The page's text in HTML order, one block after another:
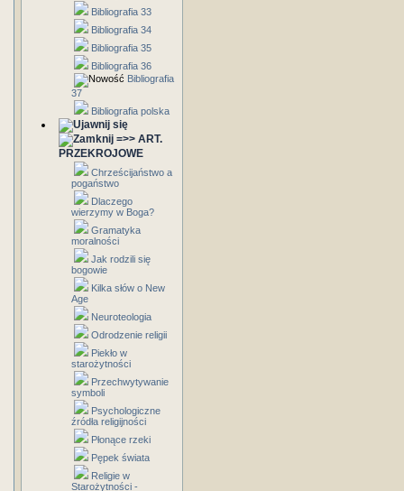
Bibliografia 33
Bibliografia 34
Bibliografia 35
Bibliografia 36
Bibliografia
37
Bibliografia polska
=>> ART.
PRZEKROJOWE
Chrześcijaństwo a
pogaństwo
Dlaczego
wierzymy w Boga?
Gramatyka
moralności
Jak rodzili się
bogowie
Kilka słów o New
Age
Neuroteologia
Odrodzenie religii
Piekło w
starożytności
Przechwytywanie
symboli
Psychologiczne
źródła religijności
Płonące rzeki
Pępek świata
Religie w
Starożytności -